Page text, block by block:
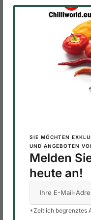
SIE MÖCHTEN
UND ANGEBOTEN
Melden
heute an!
*Zeitlich begrenztes
Produktkategorien
AJI
0,20 €
ARTIKELNUMMER:209